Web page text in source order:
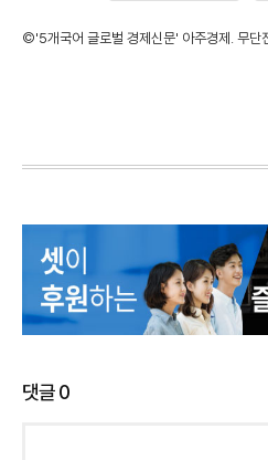
©'5개국어 글로벌 경제신문' 아주경제. 무단
댓글0